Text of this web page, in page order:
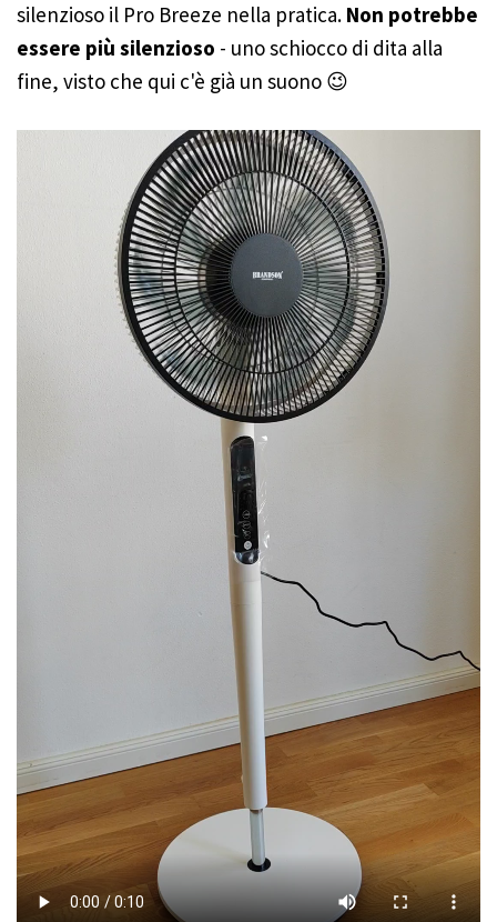
silenzioso il Pro Breeze nella pratica. Non potrebbe
essere più silenzioso - uno schiocco di dita alla
fine, visto che qui c'è già un suono 😉